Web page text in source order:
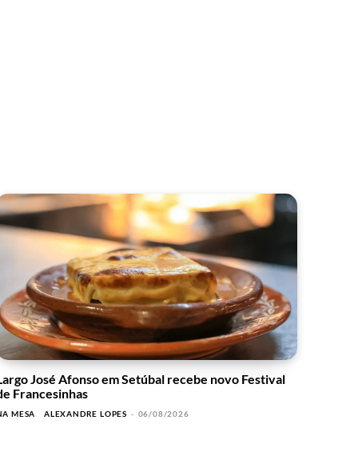
José Afonso em Setúbal recebe novo Festival
Francesinhas
MESA ALEXANDRE LOPES - 06/08/2026